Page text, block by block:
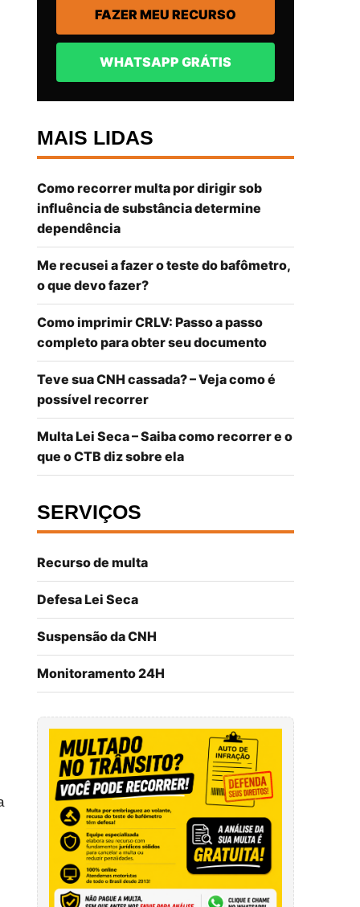
FAZER MEU RECURSO
WHATSAPP GRÁTIS
MAIS LIDAS
Como recorrer multa por dirigir sob
influência de substância determine
dependência
Me recusei a fazer o teste do bafômetro,
o que devo fazer?
Como imprimir CRLV: Passo a passo
completo para obter seu documento
Teve sua CNH cassada? – Veja como é
possível recorrer
Multa Lei Seca – Saiba como recorrer e o
que o CTB diz sobre ela
SERVIÇOS
Recurso de multa
Defesa Lei Seca
Suspensão da CNH
Monitoramento 24H